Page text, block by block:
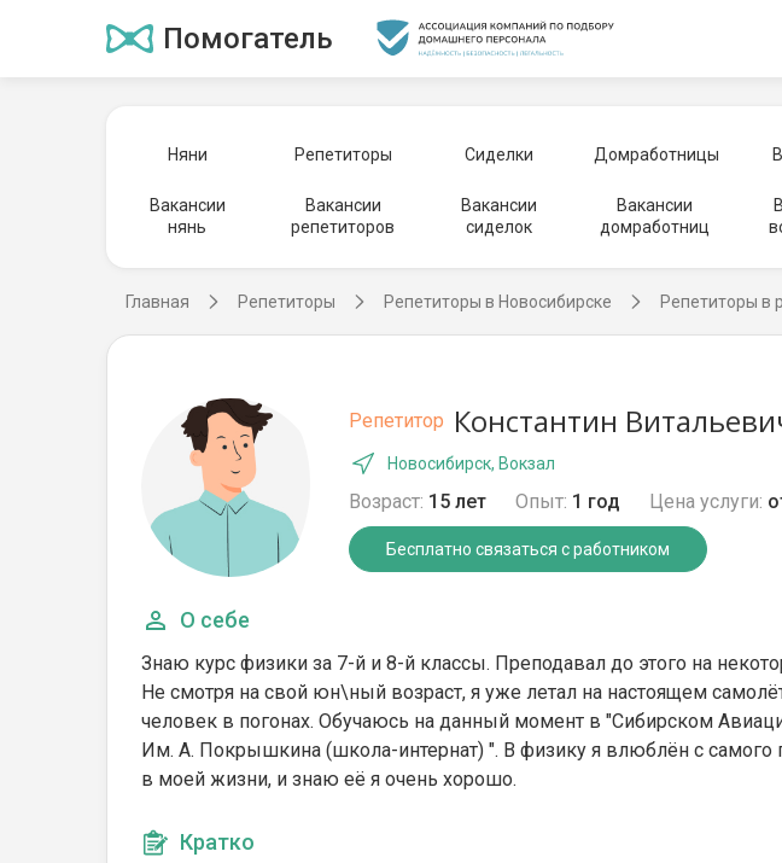
Помогатель
Няни Репетиторы Сиделки Домработницы
Вакансии
нянь
Вакансии
репетиторов
Вакансии
сиделок
Вакансии
домработниц
Главная Репетиторы Репетиторы в Новосибирске Репетиторы в
Репетитор Константин
Новосибирск, Вокзал
Возраст: 15 лет Опыт: 1 год Цена услуги:
Бесплатно связаться с работником
О себе
Знаю курс физики за 7-й и 8-й классы. Преподавал до этого на
Не смотря на свой юн\ный возраст, я уже летал на настоящем
человек в погонах. Обучаюсь на данный момент в "Сибирском
Им. А. Покрышкина (школа-интернат) ". В физику я влюблён с самого
в моей жизни, и знаю еë я очень хорошо.
Кратко